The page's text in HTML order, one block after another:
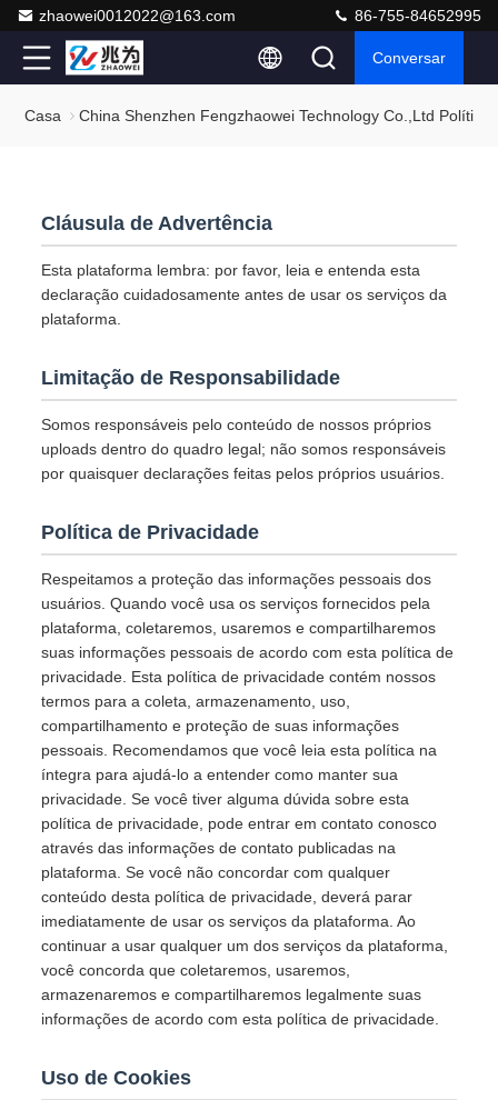
zhaowei0012022@163.com 86-755-84652995
Conversar
Casa China Shenzhen Fengzhaowei Technology Co.,Ltd Política
Cláusula de Advertência
Esta plataforma lembra: por favor, leia e entenda esta
declaração cuidadosamente antes de usar os serviços da
plataforma.
Limitação de Responsabilidade
Somos responsáveis pelo conteúdo de nossos próprios
uploads dentro do quadro legal; não somos responsáveis
por quaisquer declarações feitas pelos próprios usuários.
Política de Privacidade
Respeitamos a proteção das informações pessoais dos
usuários. Quando você usa os serviços fornecidos pela
plataforma, coletaremos, usaremos e compartilharemos
suas informações pessoais de acordo com esta política de
privacidade. Esta política de privacidade contém nossos
termos para a coleta, armazenamento, uso,
compartilhamento e proteção de suas informações
pessoais. Recomendamos que você leia esta política na
íntegra para ajudá-lo a entender como manter sua
privacidade. Se você tiver alguma dúvida sobre esta
política de privacidade, pode entrar em contato conosco
através das informações de contato publicadas na
plataforma. Se você não concordar com qualquer
conteúdo desta política de privacidade, deverá parar
imediatamente de usar os serviços da plataforma. Ao
continuar a usar qualquer um dos serviços da plataforma,
você concorda que coletaremos, usaremos,
armazenaremos e compartilharemos legalmente suas
informações de acordo com esta política de privacidade.
Uso de Cookies